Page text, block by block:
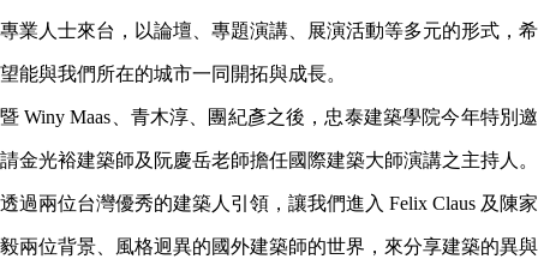
專業人士來台 ， 以論壇、專題演講、展演活動等多元的形式 ， 希
望能與我們所在的城市一同開拓與成長。
暨 Winy Maas、青木淳、團紀彥之後， 忠泰建築學院今年特別邀
請金光裕建築師及阮慶岳老師擔任國際建築大師演講之主持人 。
透過兩位台灣優秀的建築人引領 ， 讓我們進入 Felix Claus 及陳家
毅兩位背景、風格迥異的國外建築師的世界 ， 來分享建築的異與